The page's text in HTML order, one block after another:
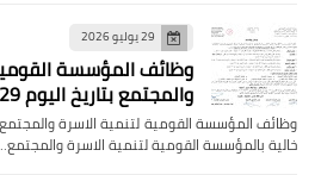
29 يوليو 2026
وظائف المؤسسة
والمجتمع بتاريخ اليوم 2026/7/29
خالية بالمؤسسة القومية لتنمية الاسرة